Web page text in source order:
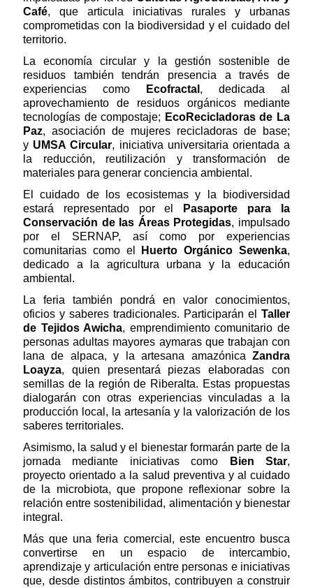
Café, que articula iniciativas rurales y urbanas
comprometidas con la biodiversidad y el cuidado del
territorio.
La economía circular y la gestión sostenible de
residuos también tendrán presencia a través de
experiencias como
Ecofractal , dedicada al
aprovechamiento de residuos orgánicos mediante
tecnologías de compostaje; EcoRecicladoras de La
Paz, asociación de mujeres recicladoras de base;
y UMSA Circular, iniciativa universitaria orientada a
la reducción, reutilización y transformación de
materiales para generar conciencia ambiental.
El cuidado de los ecosistemas y la biodiversidad
estará representado por el
Pasaporte para la
Conservación de las Áreas Protegidas, impulsado
por el SERNAP, así como por experiencias
comunitarias como el
Huerto Orgánico Sewenka,
dedicado a la agricultura urbana y la educación
ambiental.
La feria también pondrá en valor conocimientos,
oficios y saberes tradicionales. Participarán el Taller
de Tejidos Awicha, emprendimiento comunitario de
personas adultas mayores aymaras que trabajan con
lana de alpaca, y la artesana amazónica Zandra
Loayza, quien presentará piezas elaboradas con
semillas de la región de Riberalta. Estas propuestas
dialogarán con otras experiencias vinculadas a la
producción local, la artesanía y la valorización de los
saberes territoriales.
Asimismo, la salud y el bienestar formarán parte de la
jornada mediante iniciativas como
Bien Star,
proyecto orientado a la salud preventiva y al cuidado
de la microbiota, que propone reflexionar sobre la
relación entre sostenibilidad, alimentación y bienestar
integral.
Más que una feria comercial, este encuentro busca
convertirse en un espacio de intercambio,
aprendizaje y articulación entre personas e iniciativas
que, desde distintos ámbitos, contribuyen a construir